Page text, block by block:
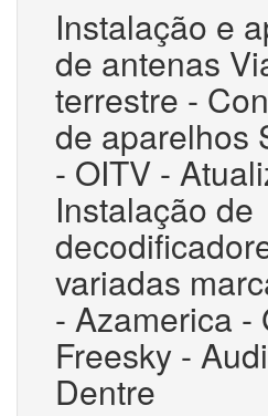
Instalação e
de antenas
terrestre -
de aparelhos
- OITV -
Instalação de
variadas
- Azamerica -
Freesky -
Dentre